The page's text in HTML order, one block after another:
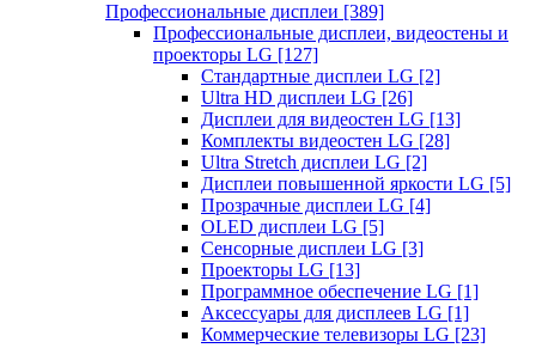
Профессиональные дисплеи [389]
Профессиональные дисплеи, видеостены и
проекторы LG [127]
Стандартные дисплеи LG [2]
Ultra HD дисплеи LG [26]
Дисплеи для видеостен LG [13]
Комплекты видеостен LG [28]
Ultra Stretch дисплеи LG [2]
Дисплеи повышенной яркости LG [5]
Прозрачные дисплеи LG [4]
OLED дисплеи LG [5]
Сенсорные дисплеи LG [3]
Проекторы LG [13]
Программное обеспечение LG [1]
Аксессуары для дисплеев LG [1]
Коммерческие телевизоры LG [23]